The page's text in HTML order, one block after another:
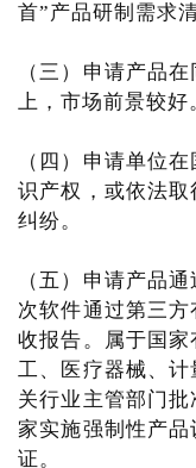
首”产品研制需求
（三）申请产品
上，市场前景较好
（四）申请单位
识产权，或依法
纠纷。
（五）申请产品
次软件通过第三
收报告。属于国
工、医疗器械、
关行业主管部门
家实施强制性产
证。